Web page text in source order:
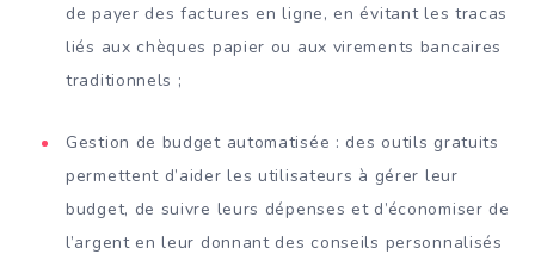
de payer des factures en ligne, en évitant les tracas
liés aux chèques papier ou aux virements bancaires
traditionnels ;
Gestion de budget automatisée : des outils gratuits
permettent d’aider les utilisateurs à gérer leur
budget, de suivre leurs dépenses et d’économiser de
l’argent en leur donnant des conseils personnalisés